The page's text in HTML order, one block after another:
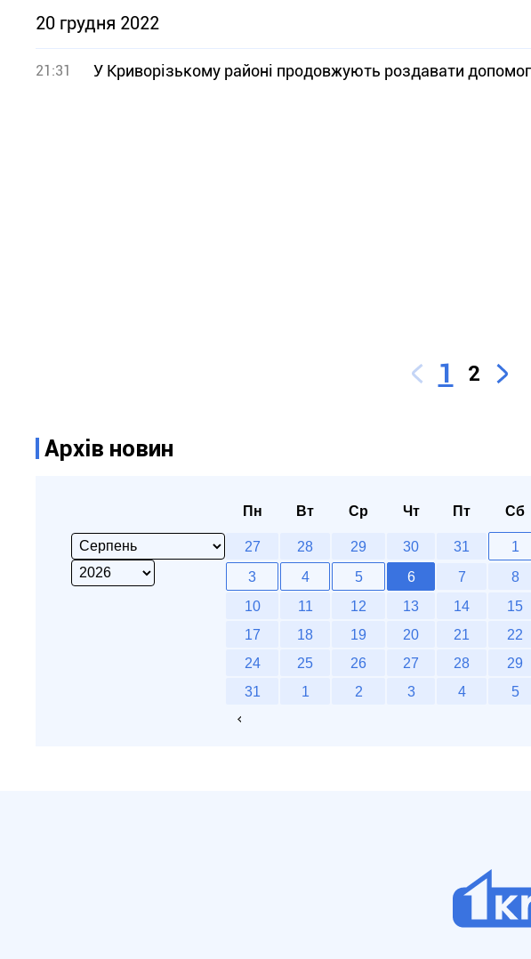
20 грудня 2022
21:31 У Криворізькому районі продовжують роздавати
1 2
Архів новин
Пн Вт Ср Чт Пт Сб
27 28 29 30 31 1
3
4 5 6 7 8
10
11 12 13 14 15
17
18 19 20 21 22
24
25 26 27 28 29
31
1 2 3 4 5